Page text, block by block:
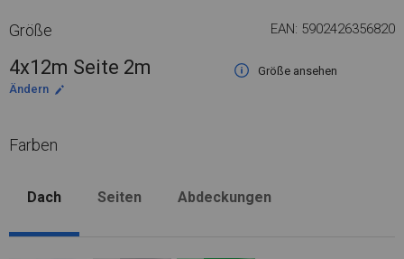
Größe EAN: 5902426356820
4x12m Seite 2m
Größe ansehen
Ändern
Farben
Dach Seiten Abdeckungen